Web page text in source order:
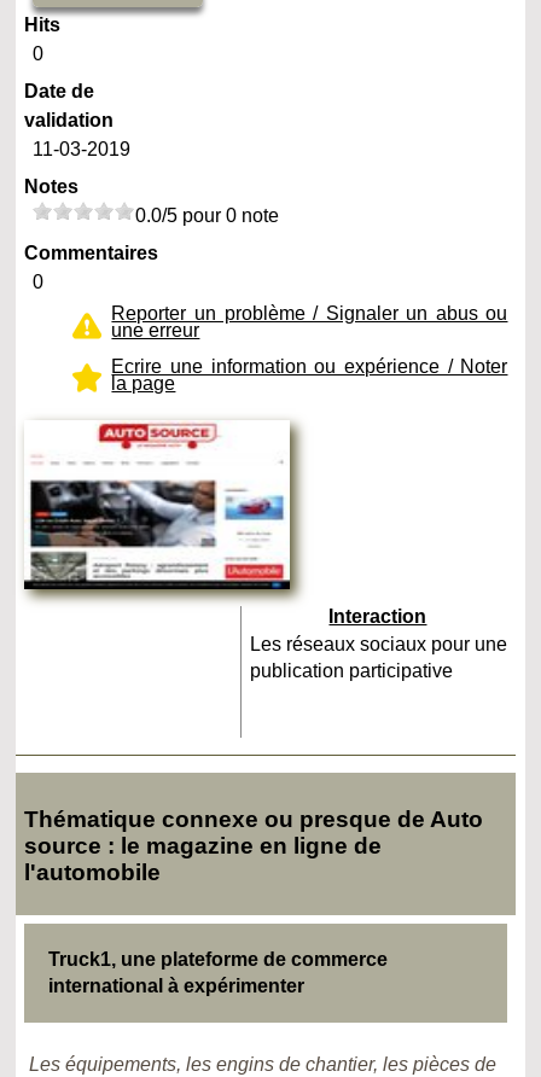
Hits
0
Date de
validation
11-03-2019
Notes
0.0/5 pour 0 note
Commentaires
0
Reporter un problème / Signaler un abus ou
une erreur
Ecrire une information ou expérience / Noter
la page
Interaction
Les réseaux sociaux pour une
publication participative
Thématique connexe ou presque de Auto
source : le magazine en ligne de
l'automobile
Truck1, une plateforme de commerce
international à expérimenter
Les équipements, les engins de chantier, les pièces de